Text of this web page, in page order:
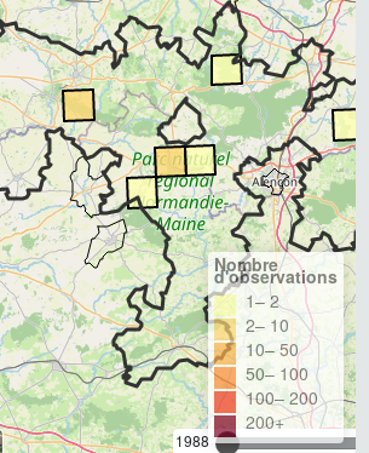
1988
Nombre
d'observations
1– 2
2– 10
10– 50
50– 100
100– 200
200+